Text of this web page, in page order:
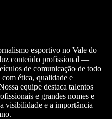
esportivo no Vale do
conteúdo profissional —
de comunicação de todo
ética, qualidade e
equipe destaca talentos
e grandes nomes e
visibilidade e a importância